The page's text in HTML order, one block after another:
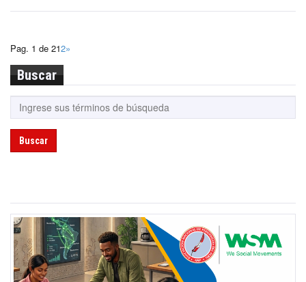
Pag. 1 de 212»
Buscar
Buscar